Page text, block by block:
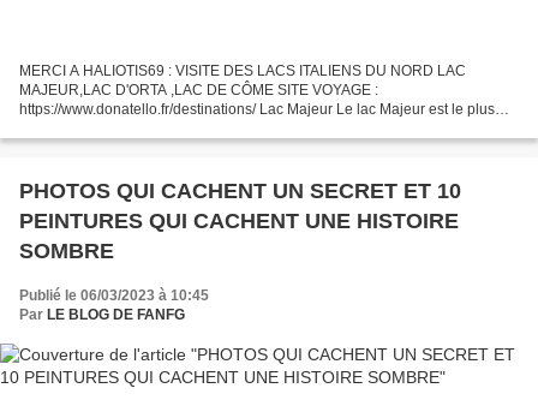
MERCI A HALIOTIS69 : VISITE DES LACS ITALIENS DU NORD LAC
MAJEUR,LAC D'ORTA ,LAC DE CÔME SITE VOYAGE :
https://www.donatello.fr/destinations/ Lac Majeur Le lac Majeur est le plus
PHOTOS QUI CACHENT UN SECRET ET 10
PEINTURES QUI CACHENT UNE HISTOIRE
SOMBRE
Publié le 06/03/2023 à 10:45
Par LE BLOG DE FANFG